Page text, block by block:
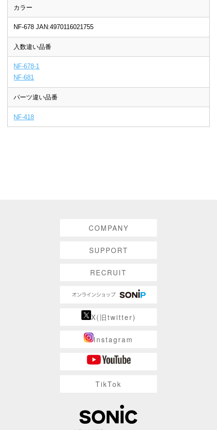
カラー
NF-678 JAN:4970116021755
入数違い品番
NF-678-1
NF-681
パーツ違い品番
NF-418
COMPANY
SUPPORT
RECRUIT
X(旧twitter)
Instagram
TikTok